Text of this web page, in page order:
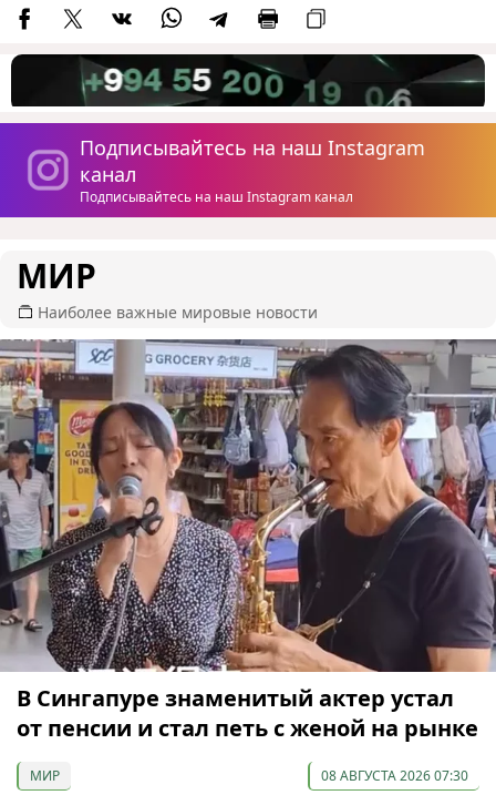
Подписывайтесь на наш Instagram
канал
Подписывайтесь на наш Instagram канал
МИР
Наиболее важные мировые новости
В Сингапуре знаменитый актер устал
от пенсии и стал петь с женой на рынке
МИР 08 АВГУСТА 2026 07:30